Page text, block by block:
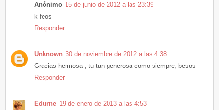
Anónimo 15 de junio de 2012 a las 23:39
k feos
Responder
Unknown 30 de noviembre de 2012 a las 4:38
Gracias hermosa , tu tan generosa como siempre, besos
Responder
Edurne 19 de enero de 2013 a las 4:53